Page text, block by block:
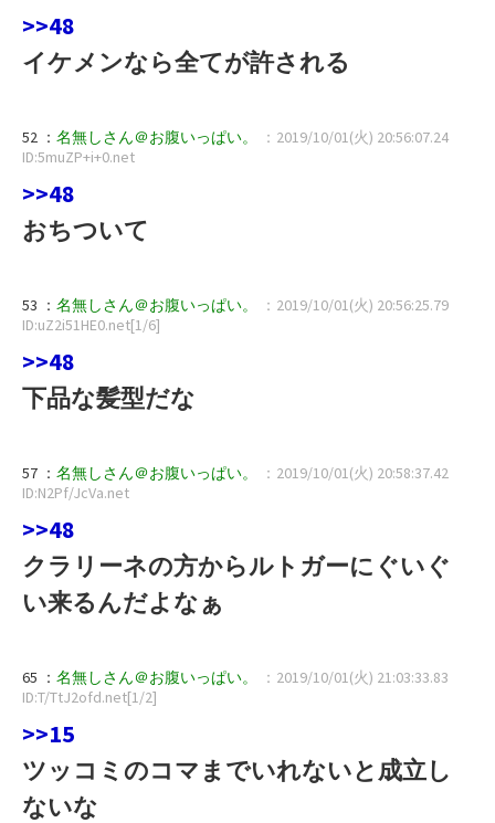
>>48
イケメンなら全てが許される
52 ： 名無しさん＠お腹いっぱい。
：2019/10/01(火) 20:56:07.24
ID:5muZP+i+0.net
>>48
おちついて
53 ： 名無しさん＠お腹いっぱい。
：2019/10/01(火) 20:56:25.79
ID:uZ2i51HE0.net[1/6]
>>48
下品な髪型だな
57 ： 名無しさん＠お腹いっぱい。
：2019/10/01(火) 20:58:37.42
ID:N2Pf/JcVa.net
>>48
クラリーネの方からルトガーにぐいぐ
い来るんだよなぁ
65 ： 名無しさん＠お腹いっぱい。
：2019/10/01(火) 21:03:33.83
ID:T/TtJ2ofd.net[1/2]
>>15
ツッコミのコマまでいれないと成立し
ないな